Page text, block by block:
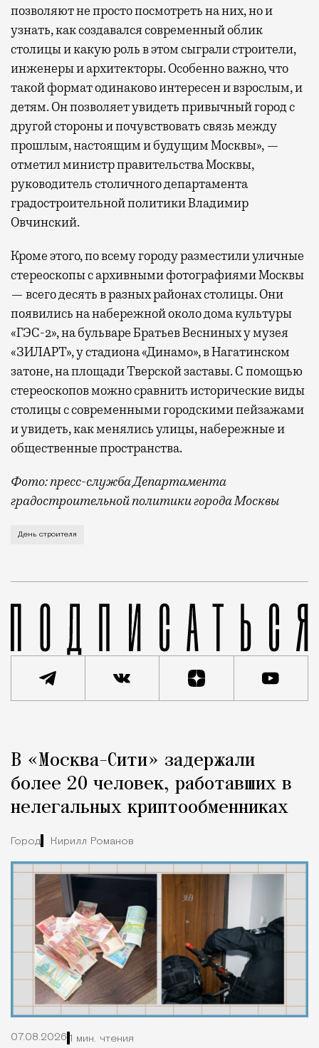
позволяют не просто посмотреть на них, но и
узнать, как создавался современный облик
столицы и какую роль в этом сыграли строители,
инженеры и архитекторы. Особенно важно, что
такой формат одинаково интересен и взрослым, и
детям. Он позволяет увидеть привычный город с
другой стороны и почувствовать связь между
прошлым, настоящим и будущим Москвы», —
отметил министр правительства Москвы,
руководитель столичного департамента
градостроительной политики Владимир
Овчинский.
Кроме этого, по всему городу разместили уличные
стереоскопы с архивными фотографиями Москвы
— всего десять в разных районах столицы. Они
появились на набережной около дома культуры
«ГЭС-2», на бульваре Братьев Весниных у музея
«ЗИЛАРТ», у стадиона «Динамо», в Нагатинском
затоне, на площади Тверской заставы. С помощью
стереоскопов можно сравнить исторические виды
столицы с современными городскими пейзажами
и увидеть, как менялись улицы, набережные и
общественные пространства.
Фото: пресс-служба Департамента
градостроительной политики города Москвы
В этом году профессиональный праздник День
День строителя
Город
В «Москва-Сити» задержали
более 20 человек, работавших в
нелегальных криптообменниках
Город Кирилл Романов
07.08.2026 1 мин. чтения